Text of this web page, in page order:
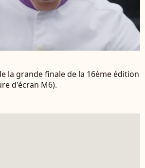
la grande finale de la 16ème édition
d'écran M6).